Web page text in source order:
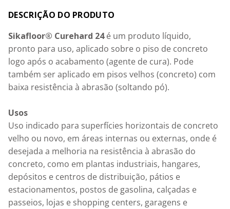
Detalhes
Sikafloor® Curehard 24 é um produto líquido,
pronto para uso, aplicado sobre o piso de concreto
logo após o acabamento (agente de cura). Pode
também ser aplicado em pisos velhos (concreto) com
baixa resistência à abrasão (soltando pó).
Usos
Uso indicado para superfícies horizontais de concreto
velho ou novo, em áreas internas ou externas, onde é
desejada a melhoria na resistência à abrasão do
concreto, como em plantas industriais, hangares,
depósitos e centros de distribuição, pátios e
estacionamentos, postos de gasolina, calçadas e
passeios, lojas e shopping centers, garagens e